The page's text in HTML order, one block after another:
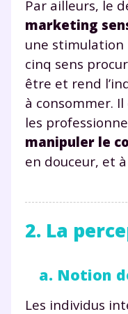
Par ailleurs, le
marketing
une stimulation
cinq sens
être et rend
à consommer.
les
manipuler le
en douceur, et
2. La
a. Notion
Les individus